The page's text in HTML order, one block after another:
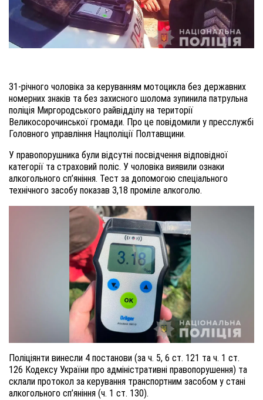
31-річного чоловіка за керуванням мотоцикла без державних
номерних знаків та без захисного шолома зупинила патрульна
поліція Миргородського райвідділу на території
Великосорочинської громади. Про це повідомили у пресслужбі
Головного управління Нацполіції Полтавщини.
У правопорушника були відсутні посвідчення відповідної
категорії та страховий поліс. У чоловіка виявили ознаки
алкогольного сп’яніння. Тест за допомогою спеціального
технічного засобу показав 3,18 проміле алкоголю.
Поліціянти винесли 4 постанови (за ч. 5, 6 ст. 121 та ч. 1 ст.
126 Кодексу України про адміністративні правопорушення) та
склали протокол за керування транспортним засобом у стані
алкогольного сп’яніння (ч. 1 ст. 130).